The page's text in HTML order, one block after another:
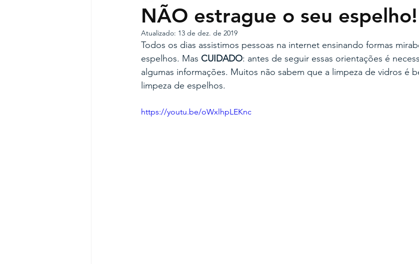
NÃO estrague o seu espelho!
Atualizado: 13 de dez. de 2019
Todos os dias assistimos pessoas na internet ensinando formas
espelhos. Mas CUIDADO: antes de seguir essas orientações é
algumas informações. Muitos não sabem que a limpeza de vidros é
limpeza de espelhos.
https://youtu.be/oWxlhpLEKnc